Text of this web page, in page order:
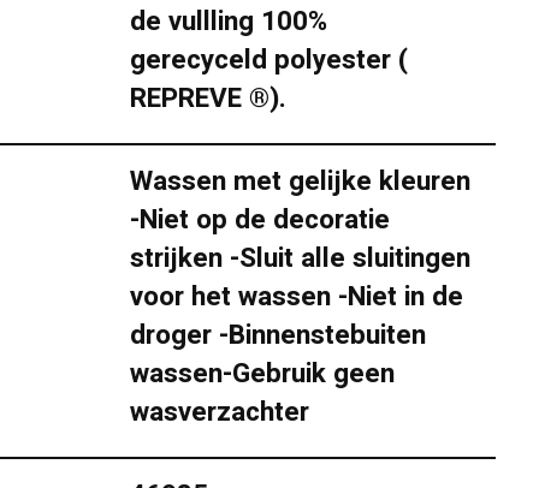
de vullling 100%
gerecyceld polyester (
REPREVE ®).
Wassen met gelijke kleuren
-Niet op de decoratie
strijken -Sluit alle sluitingen
voor het wassen -Niet in de
droger -Binnenstebuiten
wassen-Gebruik geen
wasverzachter